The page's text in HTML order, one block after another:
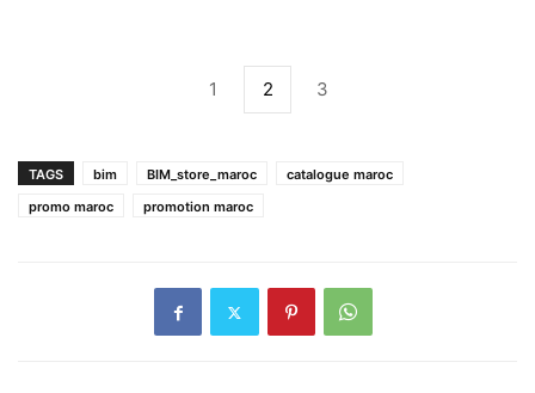
1 2 3
TAGS bim BIM_store_maroc
catalogue maroc
promo maroc
promotion maroc